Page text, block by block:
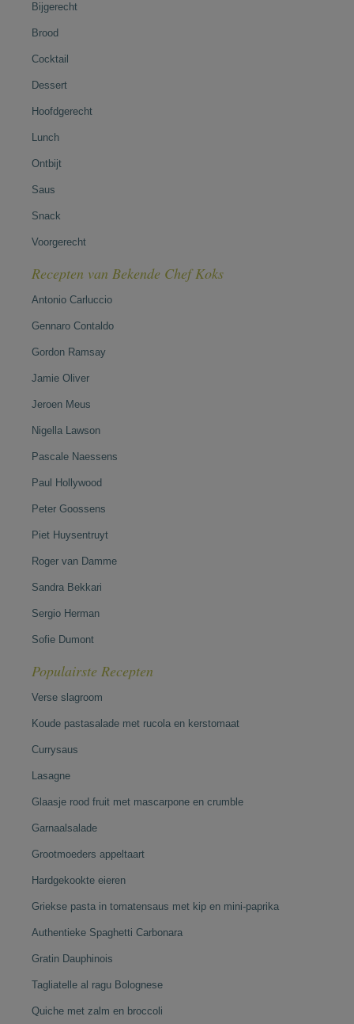
Bijgerecht
Brood
Cocktail
Dessert
Hoofdgerecht
Lunch
Ontbijt
Saus
Snack
Voorgerecht
Recepten van Bekende Chef Koks
Antonio Carluccio
Gennaro Contaldo
Gordon Ramsay
Jamie Oliver
Jeroen Meus
Nigella Lawson
Pascale Naessens
Paul Hollywood
Peter Goossens
Piet Huysentruyt
Roger van Damme
Sandra Bekkari
Sergio Herman
Sofie Dumont
Populairste Recepten
Verse slagroom
Koude pastasalade met rucola en kerstomaat
Currysaus
Lasagne
Glaasje rood fruit met mascarpone en crumble
Garnaalsalade
Grootmoeders appeltaart
Hardgekookte eieren
Griekse pasta in tomatensaus met kip en mini-paprika
Authentieke Spaghetti Carbonara
Gratin Dauphinois
Tagliatelle al ragu Bolognese
Quiche met zalm en broccoli